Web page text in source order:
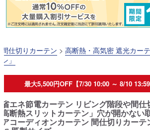
間仕切りカーテン > 高断熱・高気密 遮光カー
ン」
最大5,500円OFF【7/30 10:00 ～ 8/10
省エネ節電カーテン リビング階段や間仕
高断熱スリットカーテン」穴が開かない
アコーディオンカーテン 間仕切りカーテ